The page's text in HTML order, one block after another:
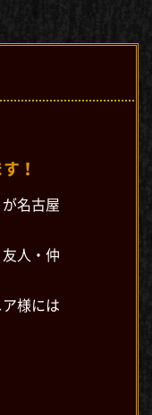
！
名古屋
人・仲
様には